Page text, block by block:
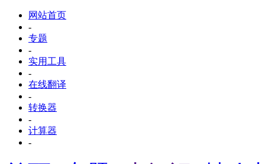
网站首页
-
专题
-
实用工具
-
在线翻译
-
转换器
-
计算器
-